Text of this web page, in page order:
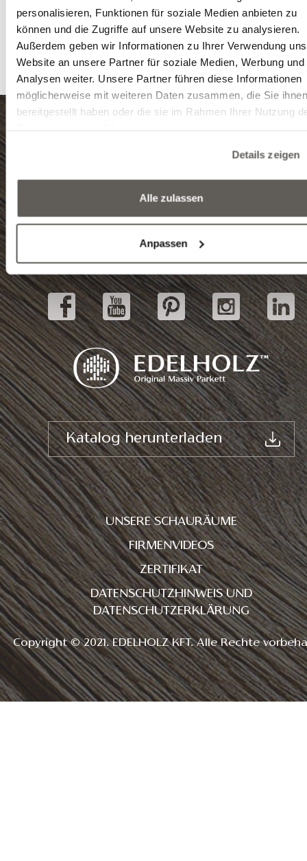
personalisieren, Funktionen für soziale Medien anbieten zu
können und die Zugriffe auf unsere Website zu analysieren.
Außerdem geben wir Informationen zu Ihrer Verwendung
Website an unsere Partner für soziale Medien, Werbung und
Analysen weiter. Unsere Partner führen diese Informationen
möglicherweise mit weiteren Daten zusammen, die Sie ihnen
bereitgestellt haben oder die sie im Rahmen Ihrer Nutzung
Details zeigen
Alle zulassen
Anpassen
Bodenbelag verstärkt die Kontinuität zwischen den
Etagen und trägt zu einem harmonischen
angenehmen Interieur bei.
Katalog herunterladen
UNSERE SCHAURÄUME
FIRMENVIDEOS
ZERTIFIKAT
DATENSCHUTZHINWEIS UND
DATENSCHUTZERKLÄRUNG
Copyright © 2021. EDELHOLZ KFT. Alle Rechte